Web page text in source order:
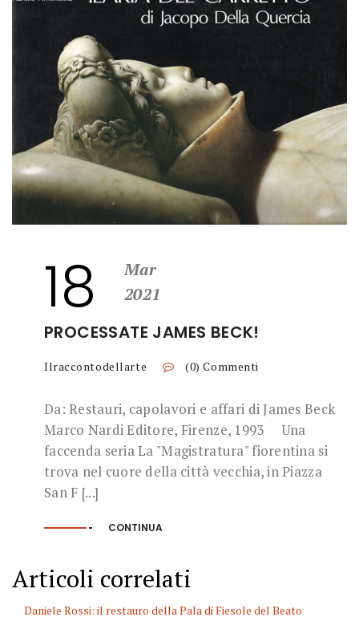
18
Mar
2021
PROCESSATE JAMES BECK!
Ilraccontodellarte (0) Commenti
Da: Restauri, capolavori e affari di James Beck
Marco Nardi Editore, Firenze, 1993 Una
faccenda seria La "Magistratura" fiorentina si
trova nel cuore della città vecchia, in Piazza
San F [...]
CONTINUA
Articoli correlati
Daniele Rossi: il restauro della Pala di Fiesole del Beato